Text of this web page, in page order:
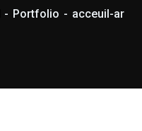
acceuil-ar
Portfolio